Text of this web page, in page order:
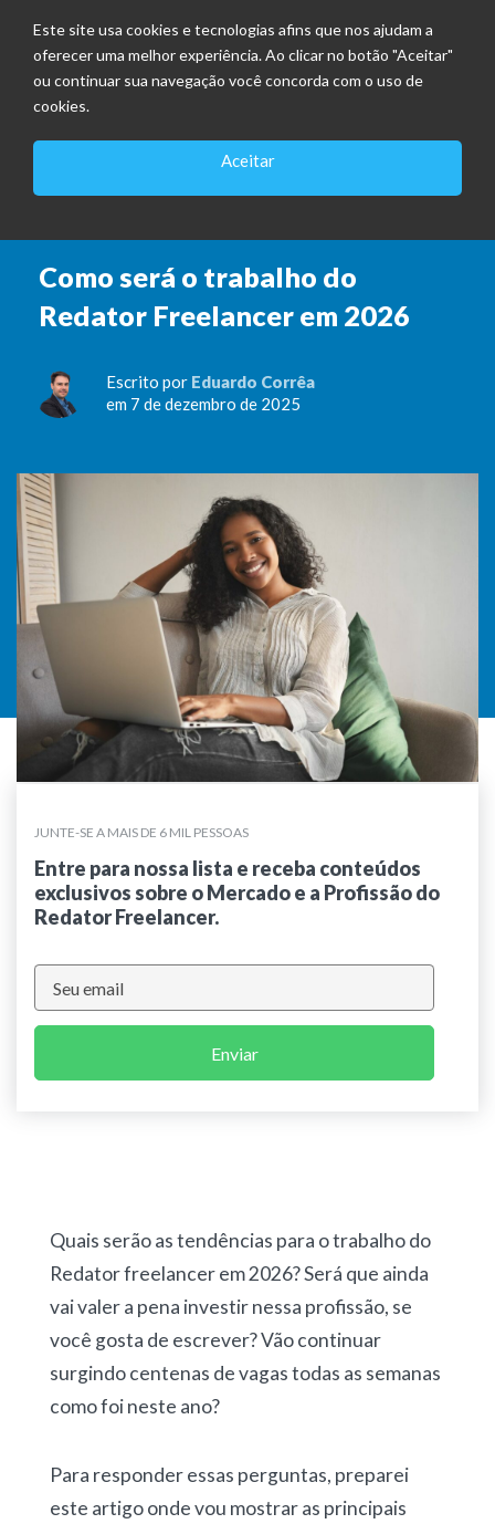
Este site usa cookies e tecnologias afins que nos ajudam a
oferecer uma melhor experiência. Ao clicar no botão "Aceitar"
ou continuar sua navegação você concorda com o uso de
cookies.
Aceitar
Como será o trabalho do
Redator Freelancer em 2026
Escrito por Eduardo Corrêa
em 7 de dezembro de 2025
JUNTE-SE A MAIS DE 6 MIL PESSOAS
Entre para nossa lista e receba conteúdos
exclusivos sobre o Mercado e a Profissão do
Redator Freelancer.
Enviar
Quais serão as tendências para o trabalho do
Redator freelancer em 2026? Será que ainda
vai valer a pena investir nessa profissão, se
você gosta de escrever? Vão continuar
surgindo centenas de vagas todas as semanas
como foi neste ano?
Para responder essas perguntas, preparei
este artigo onde vou mostrar as principais